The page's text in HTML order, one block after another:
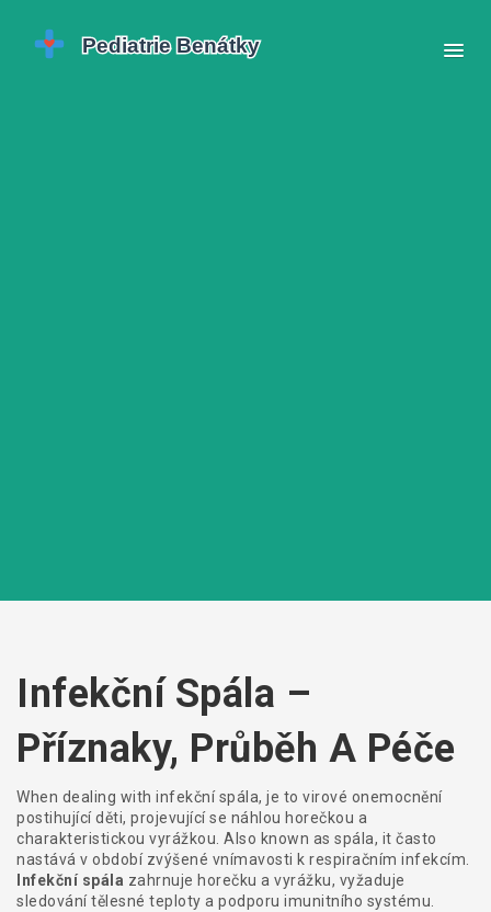
Infekční Spála –
Příznaky, Průběh A Péče
When dealing with infekční spála, je to virové onemocnění
postihující děti, projevující se náhlou horečkou a
charakteristickou vyrážkou . Also known as spála, it často
nastává v období zvýšené vnímavosti k respiračním infekcím.
Infekční spála zahrnuje horečku a vyrážku, vyžaduje
sledování tělesné teploty a podporu imunitního systému.